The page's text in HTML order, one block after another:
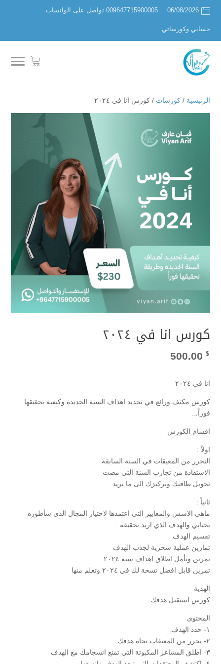
06/08/2026 009647715900005 تواصل على الواتساب
حسابي وكورساتي
الرئيسية / كورسات / كورس انا في ٢٠٢٤
كورس انا في ٢٠٢٤
500.00 $
انا في ٢٠٢٤
كورس مكثف ورائع في تحديد اهداف السنة الجديدة وكيفية تحقيقها
فوراً…
اقسام الكورس
اولاً :
التحرر من المعيقات في السنة السابقة
الاستفادة من تجارب السنة التي مضت
تحويل طاقتك وتركيزك الى ما تريد
ثانياً :
ماهي الاسس والمعايير التي اعتمدها لاختيار المجال الذي سأطوره
بحياتي والهدف الذي اريد تحقيقه .
تقسيم الهدف
تمارين عملية سحرية لجذب الهدف
تمرين وتأمل اطلاق اهداف سنة ٢٠٢٤
تمرين قابل افضل نسخة لك في ٢٠٢٤ وتعلم منها
الهدية
كورس استقبل هدفك
المحتوى
١- حدد الهدف
٢- تحرر من المعيقات تجاه هدفك
٣- اطلق المشاعر المكبوتة التي تمنع انسجامك مع الهدف